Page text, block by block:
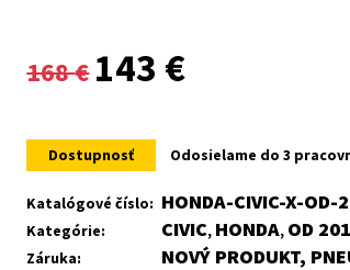
168€
Original
was:
168 €.
143 €
is:
143 €.
Dostupnosť Odosielame do 3
Katalógové číslo: HONDA-CIVIC-X-
Kategórie: CIVIC, HONDA, OD
Záruka: NOVÝ PRODUKT,